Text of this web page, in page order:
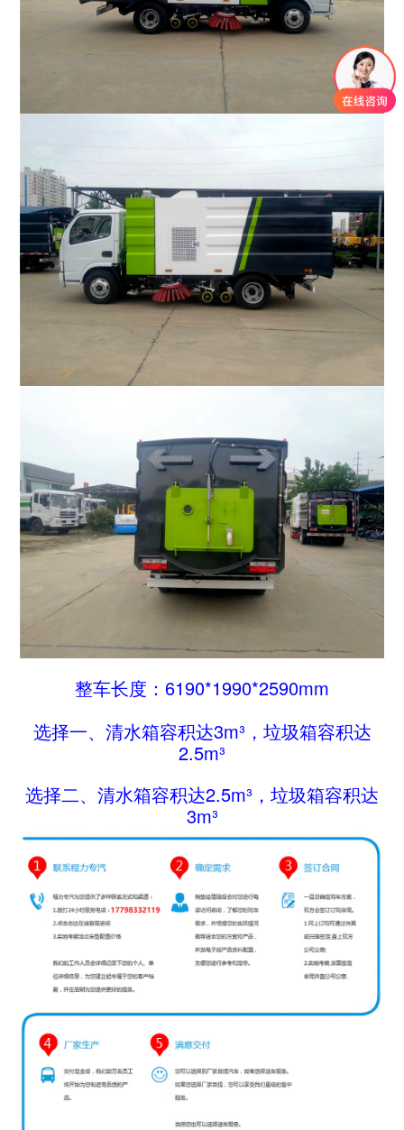
整车长度：6190*1990*2590mm
选择一、 清水箱容积达3m³， 垃圾箱容积达
2.5m³
选择二、 清水箱容积达2.5m³， 垃圾箱容积达
3m³